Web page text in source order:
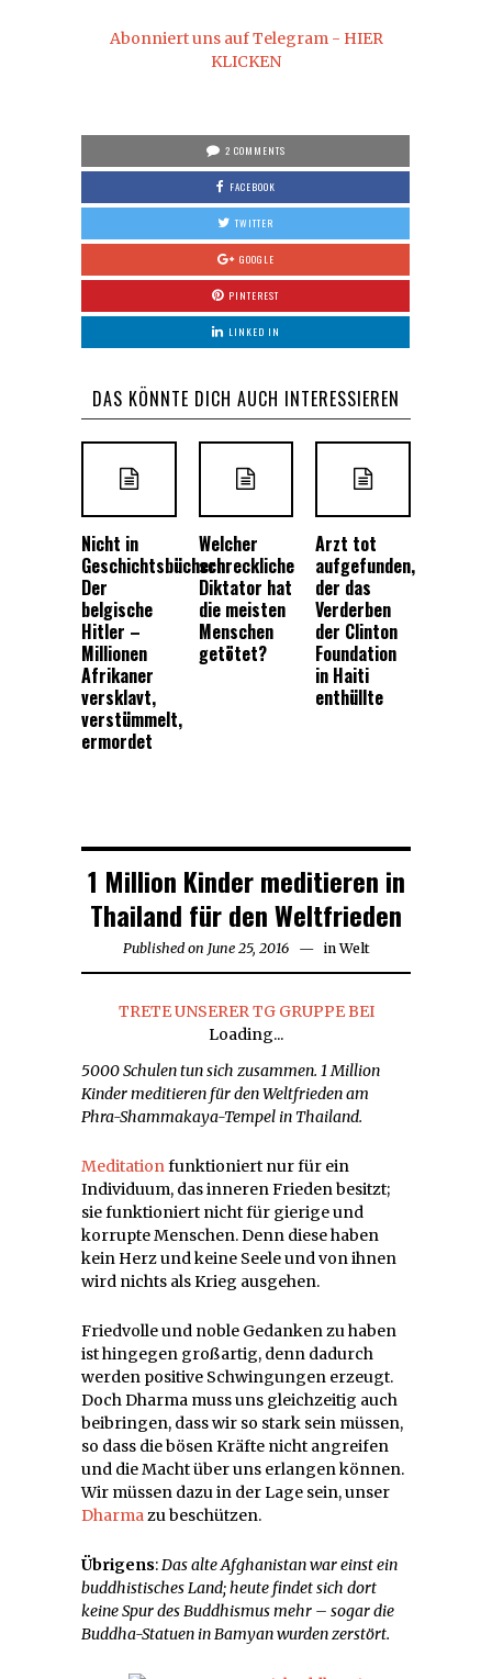
Abonniert uns auf Telegram - HIER
KLICKEN
2 COMMENTS
FACEBOOK
TWITTER
GOOGLE
PINTEREST
LINKED IN
DAS KÖNNTE DICH AUCH INTERESSIEREN
Nicht in
Geschichtsbüchern:
Der
belgische
Hitler –
Millionen
Afrikaner
versklavt,
verstümmelt,
ermordet
Welcher
schreckliche
Diktator hat
die meisten
Menschen
getötet?
Arzt tot
aufgefunden,
der das
Verderben
der Clinton
Foundation
in Haiti
enthüllte
1 Million Kinder meditieren in
Thailand für den Weltfrieden
Published on June 25, 2016January
in Welt
TRETE UNSERER TG GRUPPE BEI
Loading...
5000 Schulen tun sich zusammen. 1 Million
Kinder meditieren für den Weltfrieden am
Phra-Shammakaya-Tempel in Thailand.
Meditationfunktioniert nur für ein
Individuum, das inneren Frieden besitzt;
sie funktioniert nicht für gierige und
korrupte Menschen. Denn diese haben
kein Herz und keine Seele und von ihnen
wird nichts als Krieg ausgehen.
Friedvolle und noble Gedanken zu haben
ist hingegen großartig, denn dadurch
werden positive Schwingungen erzeugt.
Doch Dharma muss uns gleichzeitig auch
beibringen, dass wir so stark sein müssen,
so dass die bösen Kräfte nicht angreifen
und die Macht über uns erlangen können.
Wir müssen dazu in der Lage sein, unser
Dharmazu beschützen.
Übrigens:Das alte Afghanistan war einst ein
buddhistisches Land; heute findet sich dort
keine Spur des Buddhismus mehr – sogar die
Buddha-Statuen in Bamyan wurden zerstört.